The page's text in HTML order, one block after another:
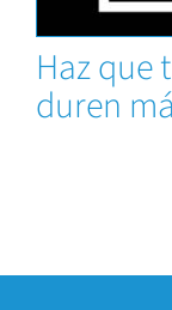
Haz que
duren